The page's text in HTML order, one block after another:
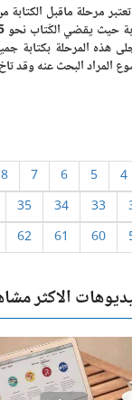
مرحلة ماقبل الكتابة
هذه المرحلة بكتابة
المراد البحث عنه وقد
4
5
6
7
8
33
34
35
60
61
62
الاكثر